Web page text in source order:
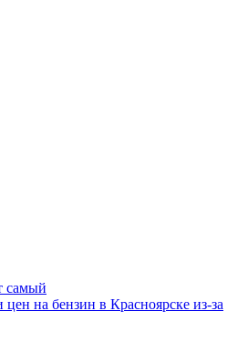
самый
на бензин в Красноярске из-за